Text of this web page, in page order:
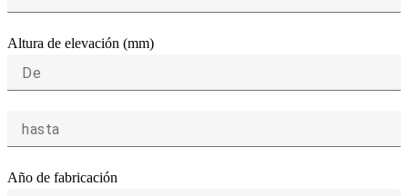
Altura de elevación (mm)
De
hasta
Año de fabricación